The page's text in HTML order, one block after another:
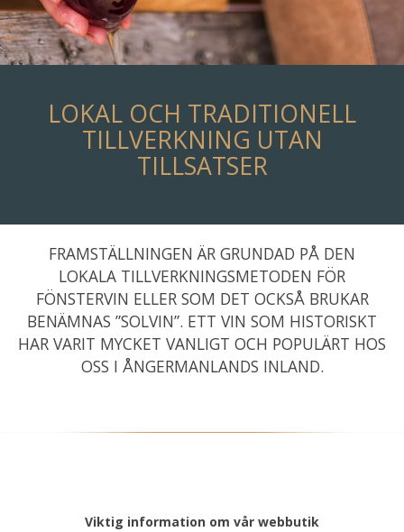
LOKAL OCH TRADITIONELL
TILLVERKNING UTAN
TILLSATSER
FRAMSTÄLLNINGEN ÄR GRUNDAD PÅ DEN
LOKALA TILLVERKNINGSMETODEN FÖR
FÖNSTERVIN ELLER SOM DET OCKSÅ BRUKAR
BENÄMNAS ”SOLVIN”. ETT VIN SOM HISTORISKT
HAR VARIT MYCKET VANLIGT OCH POPULÄRT HOS
OSS I ÅNGERMANLANDS INLAND.
Viktig information om vår webbutik